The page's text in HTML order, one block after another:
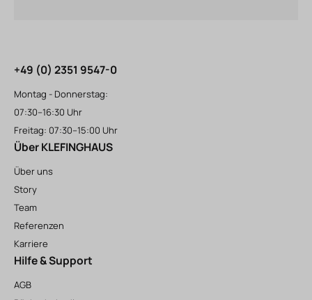
+49 (0) 2351 9547-0
Montag - Donnerstag:
07:30–16:30 Uhr
Freitag: 07:30–15:00 Uhr
Über KLEFINGHAUS
Über uns
Story
Team
Referenzen
Karriere
Hilfe & Support
AGB